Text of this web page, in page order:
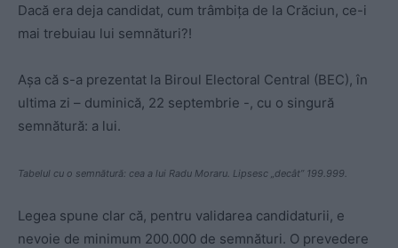
Dacă era deja candidat, cum trâmbița de la Crăciun, ce-i
mai trebuiau lui semnături?!
Așa că s-a prezentat la Biroul Electoral Central (BEC), în
ultima zi – duminică, 22 septembrie -, cu o singură
semnătură: a lui.
Tabelul cu o semnătură: cea a lui Radu Moraru. Lipsesc „decât” 199.999.
Legea spune clar că, pentru validarea candidaturii, e
nevoie de minimum 200.000 de semnături. O prevedere